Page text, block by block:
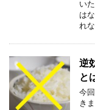
い
は
れ
逆
と
今
き